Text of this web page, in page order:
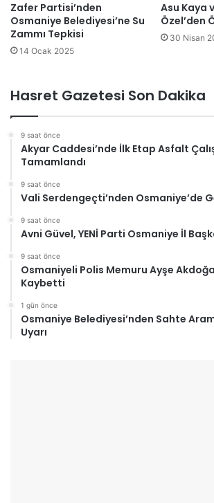
Zafer Partisi’nden
Osmaniye Belediyesi’ne Su
Zammı Tepkisi
14 Ocak 2025
Asu Kaya
Özel’den
30 Nisan
Hasret Gazetesi Son Dakika
9 saat önce
Akyar Caddesi’nde İlk Etap Asfalt
Tamamlandı
9 saat önce
Vali Serdengeçti’nden Osmaniye’de
9 saat önce
Avni Güvel, YENİ Parti Osmaniye İl
9 saat önce
Osmaniyeli Polis Memuru Ayşe
Kaybetti
1 gün önce
Osmaniye Belediyesi’nden Sahte
Uyarı